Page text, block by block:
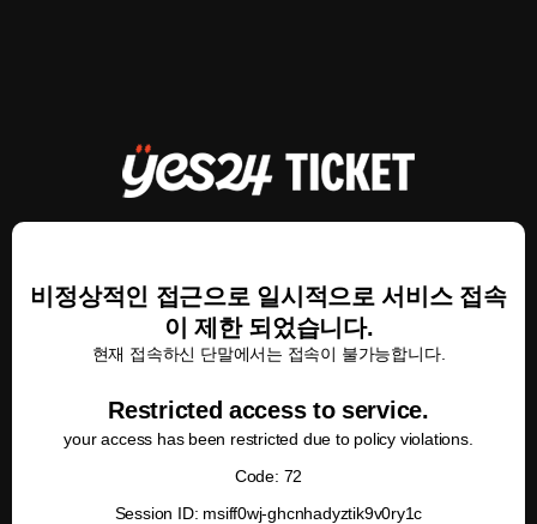
비정상적인 접근으로 일시적으로 서비스 접속
이 제한 되었습니다.
현재 접속하신 단말에서는 접속이 불가능합니다.
Restricted access to service.
your access has been restricted due to policy violations.
Code: 72
Session ID: msiff0wj-ghcnhadyztik9v0ry1c